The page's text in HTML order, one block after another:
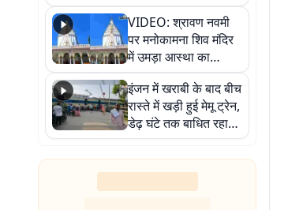
VIDEO: श्रावण नवमी
पर मनोकामना शिव मंदिर
में उमड़ा आस्था का
सैलाब, हर-हर महादेव के
जयघोष से गूंजा परिसर
इंजन में खराबी के बाद बीच
रास्ते में खड़ी हुई मेमू ट्रेन,
डेढ़ घंटे तक बाधित रहा
आवागमन